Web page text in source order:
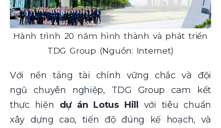
Hành trình 20 năm hình thành và phát triển
TDG Group (Nguồn: Internet)
Với nền tảng tài chính vững chắc và đội
ngũ chuyên nghiệp, TDG Group cam kết
thực hiện dự án Lotus Hill
với tiêu chuẩn
xây dựng cao, tiến độ đúng kế hoạch, và